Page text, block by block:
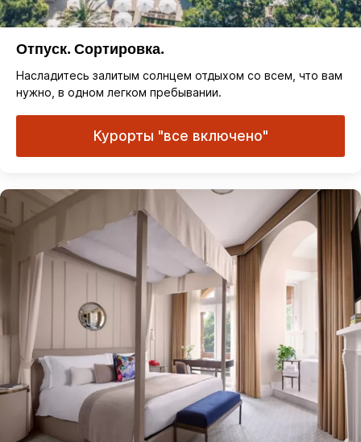
Отпуск. Сортировка.
Насладитесь залитым солнцем отдыхом со всем, что вам
нужно, в одном легком пребывании.
Курорты "все включено"